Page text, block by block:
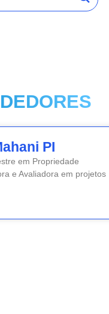
PI
em Propriedade
e Avaliadora em projetos